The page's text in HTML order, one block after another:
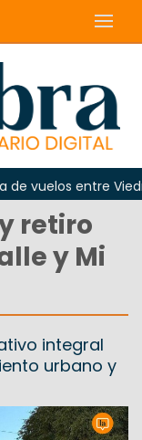
entre Viedma y
retiro
y Mi
integral
urbano y